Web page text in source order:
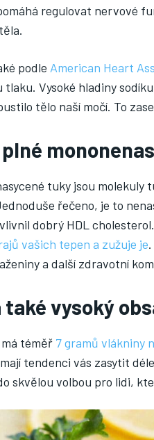
regulovat nervové
podle American Heart
tlaku. Vysoké hladiny
tělo naší močí. To
tuky jsou molekuly
řečeno, je to
dobrý HDL
vašich tepen a zužuje je
a další zdravotní
také vysoký
téměř 7 gramů vlákniny
tendenci vás zasytit
skvělou volbou pro lidi,